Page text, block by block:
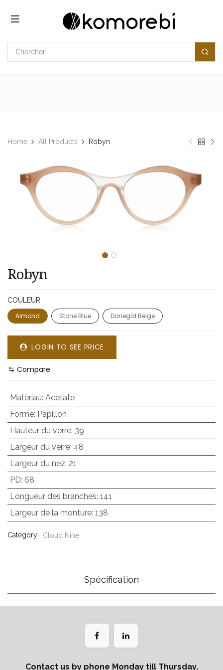
Home All Products Robyn
Robyn
COULEUR
Almond Stone Blue Donegal Beige
LOGIN TO SEE PRICE
Compare
Matériau: Acetate
Forme: Papillon
Hauteur du verre: 39
Largeur du verre: 48
Largeur du nez: 21
PD: 68
Longueur des branches: 141
Largeur de la monture: 138
Category : Cloud Nine
Spécification
Contact us by phone Monday till Thursday,